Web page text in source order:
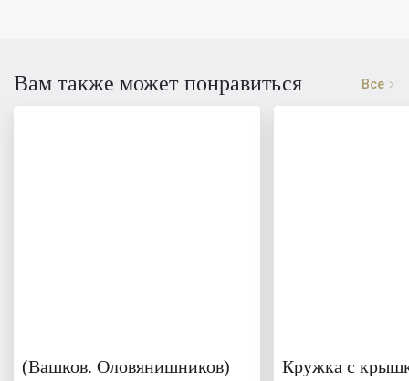
Вам также может понравиться Все
(Вашков. Оловянишников)
Кружка с